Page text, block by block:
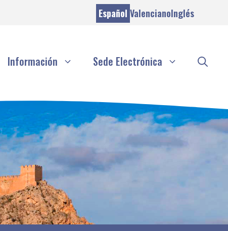
Español ValencianoInglés
Información Sede Electrónica